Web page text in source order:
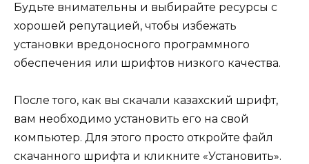
Будьте внимательны и выбирайте ресурсы с
хорошей репутацией, чтобы избежать
установки вредоносного программного
обеспечения или шрифтов низкого качества.
После того, как вы скачали казахский шрифт,
вам необходимо установить его на свой
компьютер. Для этого просто откройте файл
скачанного шрифта и кликните «Установить».